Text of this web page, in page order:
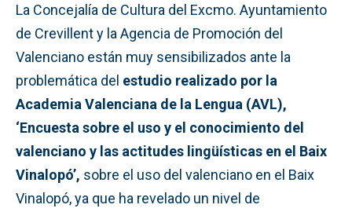
La Concejalía de Cultura del Excmo. Ayuntamiento
de Crevillent y la Agencia de Promoción del
Valenciano están muy sensibilizados ante la
problemática del estudio realizado por la
Academia Valenciana de la Lengua (AVL),
‘Encuesta sobre el uso y el conocimiento del
valenciano y las actitudes lingüísticas en el Baix
Vinalopó’, sobre el uso del valenciano en el Baix
Vinalopó, ya que ha revelado un nivel de